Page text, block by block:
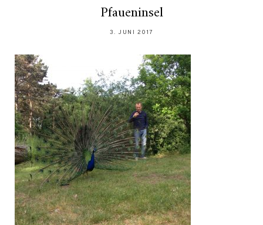
Pfaueninsel
3. JUNI 2017